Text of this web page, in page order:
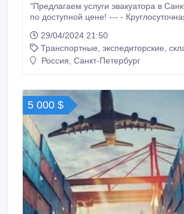
"Предлагаем услуги эвакуатора в
по доступной цене! --- -
20 минут - Экономичные цены: от 100
Эвакуация мототехники - Эвакуатор
машин - Эвакуация внедорожников -
Прочие услуги эвакуатора --- Мы
следующих районах: - Санкт-
Калининский р-н, Невский р-н, Красногвардейский
р-н, Выборгский р-н, Приморский р-н, Пискаревка,
пр.
29/04/2024 21:50
Транспортные, экспедиторские,
Россия, Санкт-Петербург
5 000 $